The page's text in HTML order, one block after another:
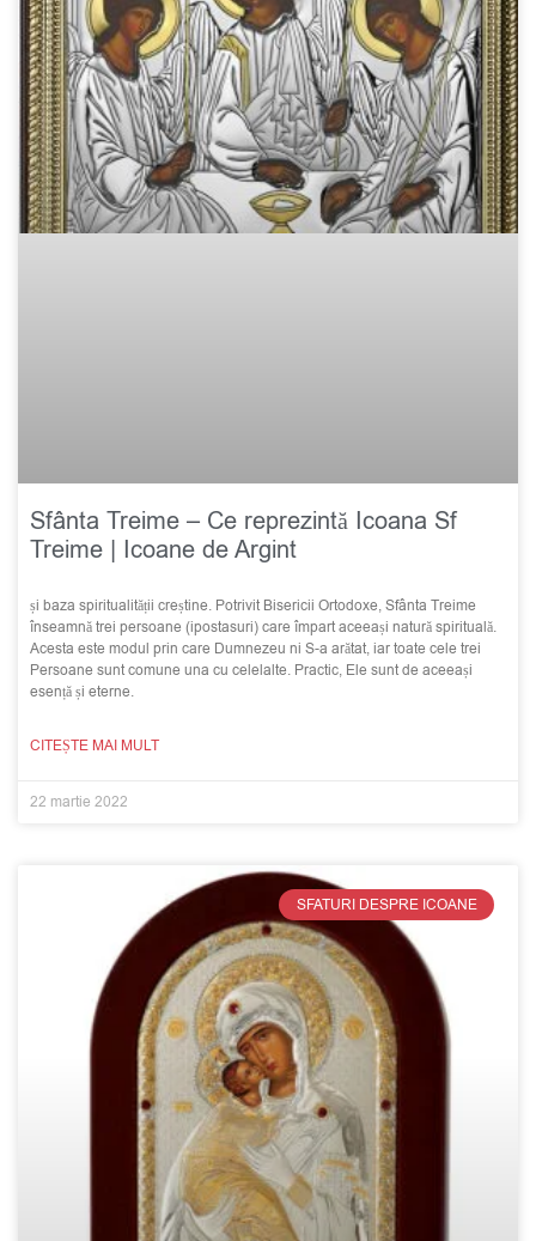
Sfânta Treime – Ce reprezintă Icoana Sf
Treime | Icoane de Argint
și baza spiritualității creștine. Potrivit Bisericii Ortodoxe, Sfânta Treime
înseamnă trei persoane (ipostasuri) care împart aceeași natură spirituală.
Acesta este modul prin care Dumnezeu ni S-a arătat, iar toate cele trei
Persoane sunt comune una cu celelalte. Practic, Ele sunt de aceeași
esență și eterne.
CITEȘTE MAI MULT
22 martie 2022
SFATURI DESPRE ICOANE